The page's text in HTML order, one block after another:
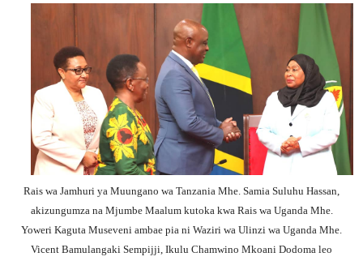
Rais wa Jamhuri ya Muungano wa Tanzania Mhe. Samia Suluhu Hassan,
akizungumza na Mjumbe Maalum kutoka kwa Rais wa Uganda Mhe.
Yoweri Kaguta Museveni ambae pia ni Waziri wa Ulinzi wa Uganda Mhe.
Vicent Bamulangaki Sempijji, Ikulu Chamwino Mkoani Dodoma leo